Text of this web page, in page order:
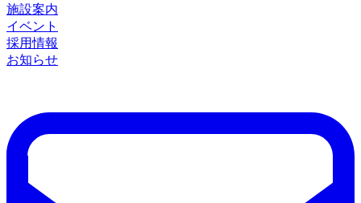
施設案内
イベント
採用情報
お知らせ